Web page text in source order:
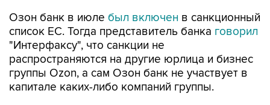
Озон банк в июле был включен в санкционный
список ЕС. Тогда представитель банка говорил
"Интерфаксу", что санкции не
распространяются на другие юрлица и бизнес
группы Ozon, а сам Озон банк не участвует в
капитале каких-либо компаний группы.